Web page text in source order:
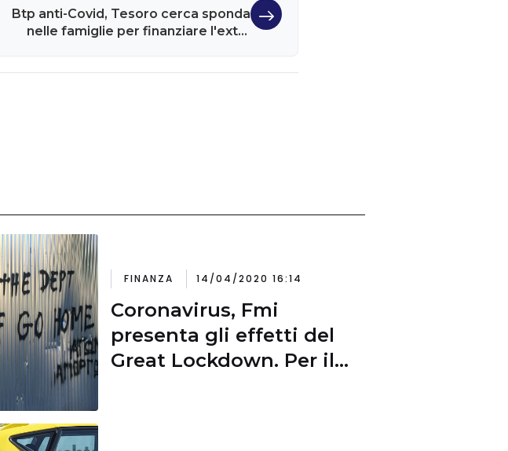
Btp anti-Covid, Tesoro cerca sponda
nelle famiglie per finanziare l'extra
FINANZA 14/04/2020 16:14
Coronavirus, Fmi
presenta gli effetti del
Great Lockdown. Per il